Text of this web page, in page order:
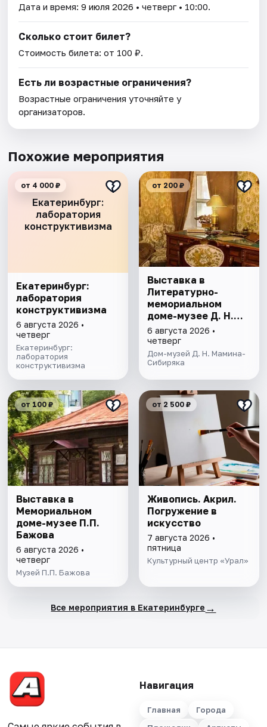
Дата и время:9 июля 2026 • четверг • 10:00.
Сколько стоит билет?
Стоимость билета: от 100 ₽.
Есть ли возрастные ограничения?
Возрастные ограничения уточняйте у
организаторов.
Похожие мероприятия
Екатеринбург:
лаборатория
конструктивизма
от 4 000 ₽
Екатеринбург:
лаборатория
конструктивизма
6 августа 2026 •
четверг
Екатеринбург:
лаборатория
конструктивизма
от 200 ₽
Выставка в
Литературно-
мемориальном
доме-музее Д. Н.
Мамина- Сибиряка
6 августа 2026 •
четверг
Дом-музей Д. Н. Мамина-
Сибиряка
от 100 ₽
Выставка в
Мемориальном
доме-музее П.П.
Бажова
6 августа 2026 •
четверг
Музей П.П. Бажова
от 2 500 ₽
Живопись. Акрил.
Погружение в
искусство
7 августа 2026 •
пятница
Культурный центр «Урал»
Все мероприятия в Екатеринбурге →
Навигация
Главная
Города